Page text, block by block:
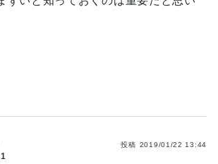
投稿 2019/01/22 13:44